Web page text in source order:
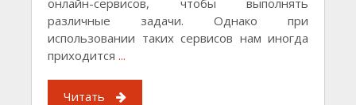
различные задачи. Однако при
использовании таких сервисов нам иногда
приходится ...
Читать